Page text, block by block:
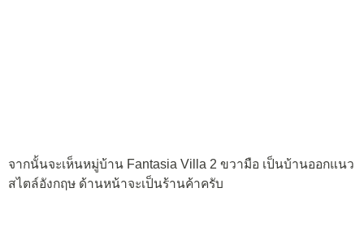
จากนั้นจะเห็นหมู่บ้าน Fantasia Villa 2 ขวามือ เป็นบ้านออกแนว
สไตล์อังกฤษ ด้านหน้าจะเป็นร้านค้าครับ